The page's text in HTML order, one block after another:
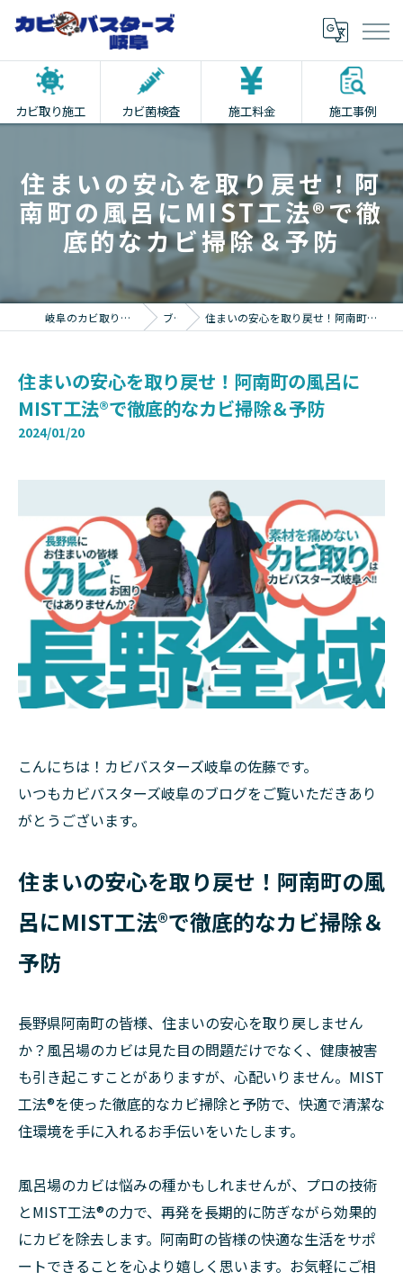
カビ取り施工 カビ菌検査 施工料金 施工事例
住まいの安心を取り戻せ！阿
南町の風呂にMIST工法®で徹
底的なカビ掃除＆予防
岐阜のカビ取りならカビバスターズ岐阜 ブログ 住まいの安心を取り戻せ！阿南町の風呂にMIST工法®で徹底的なカビ掃除＆予防
住まいの安心を取り戻せ！阿南町の風呂に
MIST工法®で徹底的なカビ掃除＆予防
2024/01/20
こんにちは！カビバスターズ岐阜の佐藤です。
いつもカビバスターズ岐阜のブログをご覧いただきあり
がとうございます。
住まいの安心を取り戻せ！阿南町の風
呂にMIST工法®で徹底的なカビ掃除＆
予防
長野県阿南町の皆様、住まいの安心を取り戻しません
か？風呂場のカビは見た目の問題だけでなく、健康被害
も引き起こすことがありますが、心配いりません。MIST
工法®を使った徹底的なカビ掃除と予防で、快適で清潔な
住環境を手に入れるお手伝いをいたします。
風呂場のカビは悩みの種かもしれませんが、プロの技術
とMIST工法®の力で、再発を長期的に防ぎながら効果的
にカビを除去します。阿南町の皆様の快適な生活をサポ
ートできることを心より嬉しく思います。お気軽にご相